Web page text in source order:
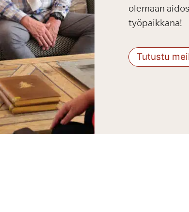
olemaan
työpaikkana!
Tutustu